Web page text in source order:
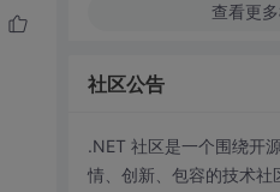
查看更
社区公告
.NET 社区是一个围绕开
情、创新、包容的技术社